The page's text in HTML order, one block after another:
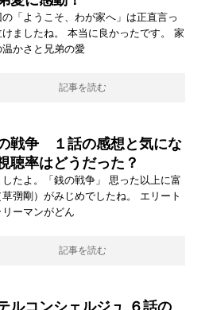
の「ようこそ、わが家へ」は正直言っ
けましたね。 本当に良かったです。 家
温かさと兄弟の愛
記事を読む
戦争 １話の感想と気にな
聴率はどうだった？
したよ。「銭の戦争」 思った以上に富
草彅剛）がみじめでしたね。 エリート
リーマンがどん
記事を読む
ルコンシェルジュ ６話の